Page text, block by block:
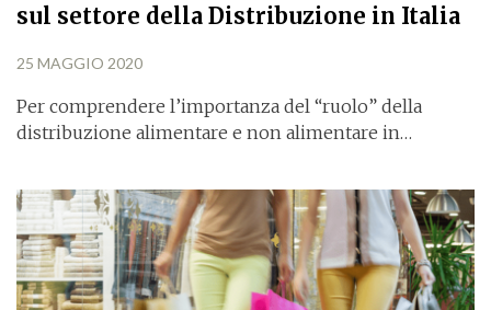
sul settore della Distribuzione in Italia
25 MAGGIO 2020
Per comprendere l’importanza del “ruolo” della
distribuzione alimentare e non alimentare in…